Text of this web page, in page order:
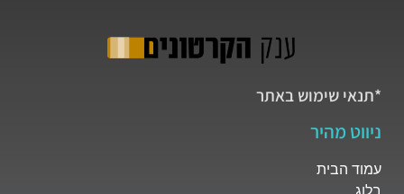
*תנאי שימוש באתר
ניווט מהיר
עמוד הבית